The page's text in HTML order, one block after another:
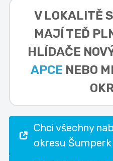
V LOKALITĚ
MAJÍ TEĎ
HLÍDAČE
APCE NEBO
Chci všechny
okresu Šumperk